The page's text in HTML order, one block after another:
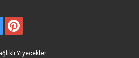
Yiyecekler